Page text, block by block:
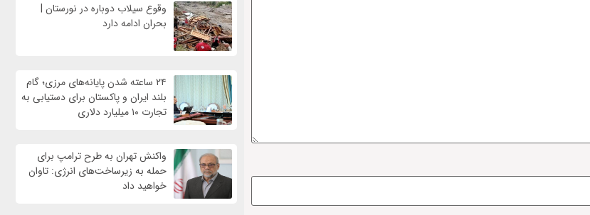
وقوع سیلاب دوباره در نورستان |
بحران ادامه دارد
۲۴ ساعته شدن پایانه‌های مرزی؛ گام
بلند ایران و پاکستان برای دستیابی به
تجارت ۱۰ میلیارد دلاری
واکنش تهران به طرح ترامپ برای
حمله به زیرساخت‌های انرژی: تاوان
خواهید داد